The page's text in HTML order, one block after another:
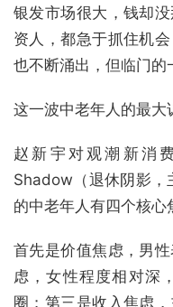
银发市场很大，钱却
资人，都急于抓住机
也不断涌出，但临门的
这一波中老年人的最大
赵新宇对观潮新消
Shadow（退休阴影
的中老年人有四个核心
首先是价值焦虑，男
虑，女性程度相对深
圈；第三是收入焦虑